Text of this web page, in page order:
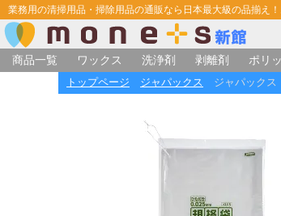
業務用の清掃用品・掃除用品の通販なら日本最大級の品揃え
商品一覧
ワックス 洗浄剤 剥離剤 ポリ
トップページ ジャパックス ジャパック